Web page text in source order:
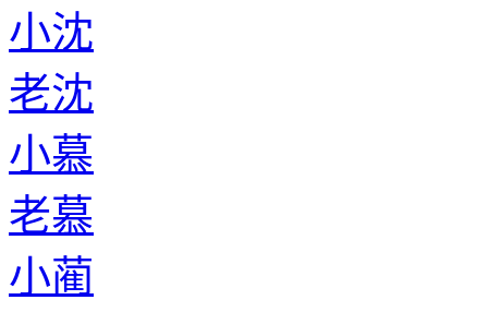
小沈
老沈
小慕
老慕
小蔺